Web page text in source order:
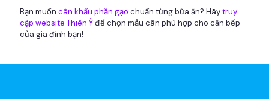
Bạn muốn cân khẩu phần gạo chuẩn từng bữa ăn? Hãytruy
cập website Thiên Ýđể chọn mẫu cân phù hợp cho căn bếp
của gia đình bạn!